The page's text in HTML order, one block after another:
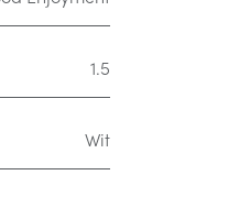
1.5
Wit